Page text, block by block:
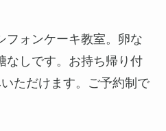
フォンケーキ教室。卵な
なしです。お持ち帰り付
ただけます。ご予約制で